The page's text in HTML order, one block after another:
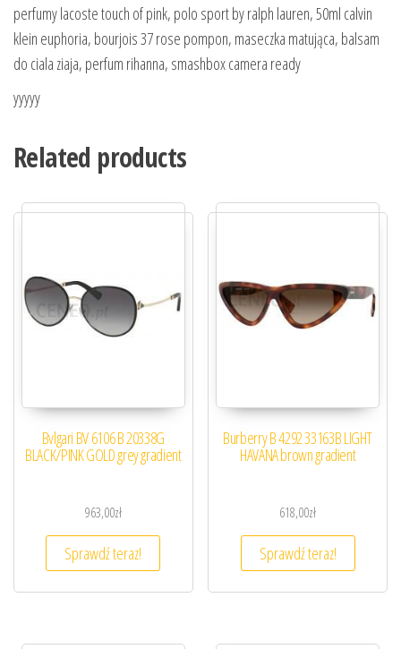
perfumy lacoste touch of pink, polo sport by ralph lauren, 50ml calvin
klein euphoria, bourjois 37 rose pompon, maseczka matująca, balsam
do ciala ziaja, perfum rihanna, smashbox camera ready
yyyyy
Related products
Bvlgari BV 6106 B 20338G
BLACK/PINK GOLD grey gradient
963,00zł
Sprawdź teraz!
Burberry B 4292 33163B LIGHT
HAVANA brown gradient
618,00zł
Sprawdź teraz!